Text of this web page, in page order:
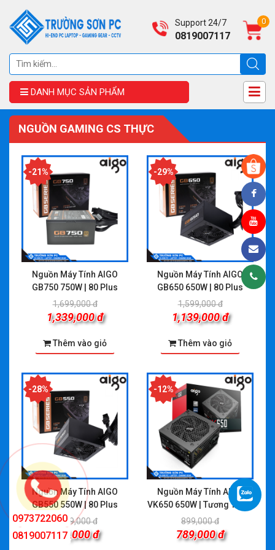
Support 24/7
0819007117
0
DANH MỤC SẢN PHẨM
NGUỒN GAMING CS THỰC
-21%
Nguồn Máy Tính AIGO
GB750 750W | 80 Plus
Bronze
1,699,000 đ
1,339,000 đ
Thêm vào giỏ
-29%
Nguồn Máy Tính AIGO
GB650 650W | 80 Plus
Bronze
1,599,000 đ
1,139,000 đ
Thêm vào giỏ
-28%
Nguồn Máy Tính AIGO
GB550 550W | 80 Plus
Bronze
1,299,000 đ
939,000 đ
-12%
Nguồn Máy Tính AIGO
VK650 650W | Tương Thích
Game Net
899,000 đ
789,000 đ
0973722060
0819007117